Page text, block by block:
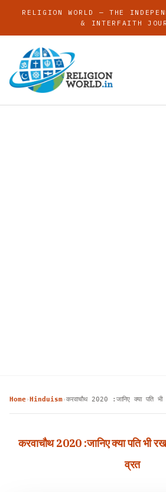
RELIGION WORLD — THE
& INTERFAITH
Home› Hinduism›करवाचौथ 2020 :जानिए क्या पति
करवाचौथ 2020 :जानिए क्या पति भी
व्रत